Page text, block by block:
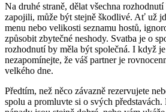
Na druhé straně, dělat všechna
zapojili, může být stejně škodlivé. Ať už
menu nebo velikosti seznamu hostů,
způsobit zbytečné neshody. Svatba je o
rozhodnutí by měla být společná. I když
nezapomínejte, že váš partner je
velkého dne.
Předtím, než něco závazně rezervujete
spolu a promluvte si o svých